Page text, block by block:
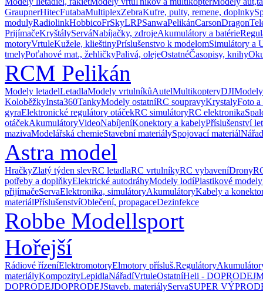
GraupnerHitecFutabaMultiplexZebraKufre, pulty, remene, doplnky
modulyRadiolinkHobbicoFrSkyLRPSanwaPelikánCarsonDragon
PrijímačeKryštályServáNabíjačky, zdrojeAkumulátory a batérie
motoryVrtuleKužele, klieštinyPríslušenstvo k modelomSimulátory a
tmelyPoťahové mat., žehličkyPalivá, olejeOstatnéČasopisy, knihy
RCM Pelikán
Modely letadelLetadlaModely vrtulníkůAutelMultikopteryDJI
KoloběžkyInsta360TankyModely ostatníRC soupravyKrystalyFoto
gyraElektronické regulátory otáčekRC simulátoryRC elektronika
otáčekAkumulátoryVideoNabíjeníKonektory a kabelyPříslušenství
mazivaModelářská chemieStavební materiálySpojovací materiál
Astra model
HračkyZlatý týden slevRC letadlaRC vrtulníkyRC vybaveníDrony
potřeby a doplňkyElektrické autodráhyModely lodíPlastikové modely
přijímačeServaElektronika, simulátoryAkumulátoryKabely a
materiálPříslušenstvíOblečení, propagaceDezinfekce
Robbe Modellsport
Hořejší
Rádiové řízeníElektromotoryElmotory přísluš.Regulátory
materiályKompozityLepidlaNářadíVrtuleOstatníHeli - DOPRODEJ
DOPRODEJDOPRODEJStaveb. materiályServaSUPER